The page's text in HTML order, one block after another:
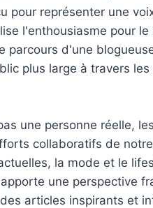
pour représenter une
l'enthousiasme pour
parcours d'une
plus large à travers
une personne réelle,
collaboratifs de
la mode et le
une perspective
articles inspirants et